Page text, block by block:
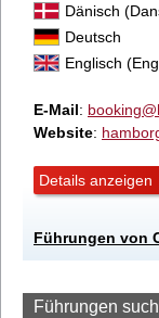
Dänisch
Deutsch
Englisch
E-Mail:
Website:
Details anzeigen
Führungen von
Führungen